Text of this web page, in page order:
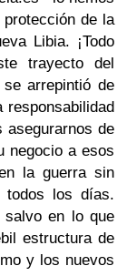
de la
Libia. ¡Todo
trayecto del
arrepintió de
responsabilidad
asegurarnos de
negocio a esos
la guerra sin
todos los días.
salvo en lo que
estructura de
y los nuevos